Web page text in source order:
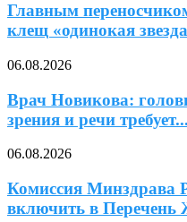
Главным
клещ «одинокая
06.08.2026
Врач Новикова:
зрения и речи требует...
06.08.2026
Комиссия Минздрава
включить в